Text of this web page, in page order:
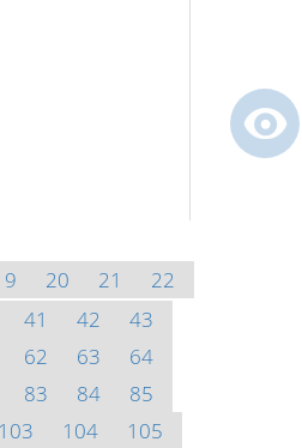
20 21
22
41 42
43
62 63
64
83 84
85
103 104
105